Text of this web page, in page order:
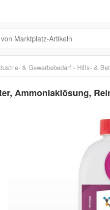
& Gewerbebedarf › Hilfs- &
Ammoniaklösung,